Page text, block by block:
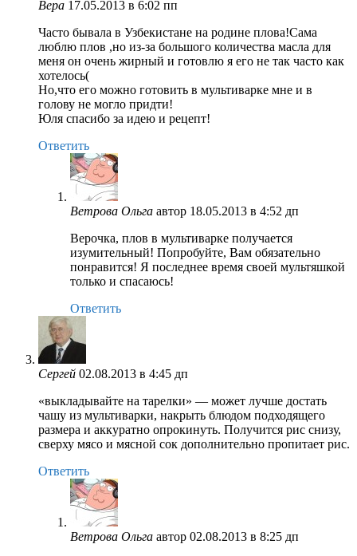
Вера 17.05.2013 в 6:02 пп
Часто бывала в Узбекистане на родине плова!Сама
люблю плов ,но из-за большого количества масла для
меня он очень жирный и готовлю я его не так часто как
хотелось(
Но,что его можно готовить в мультиварке мне и в
голову не могло придти!
Юля спасибо за идею и рецепт!
Ответить
Ветрова Ольга автор 18.05.2013 в 4:52 дп
Верочка, плов в мультиварке получается
изумительный! Попробуйте, Вам обязательно
понравится! Я последнее время своей мультяшкой
только и спасаюсь!
Ответить
Сергей 02.08.2013 в 4:45 дп
«выкладывайте на тарелки» — может лучше достать
чашу из мультиварки, накрыть блюдом подходящего
размера и аккуратно опрокинуть. Получится рис снизу,
сверху мясо и мясной сок дополнительно пропитает рис.
Ответить
Ветрова Ольга автор 02.08.2013 в 8:25 дп